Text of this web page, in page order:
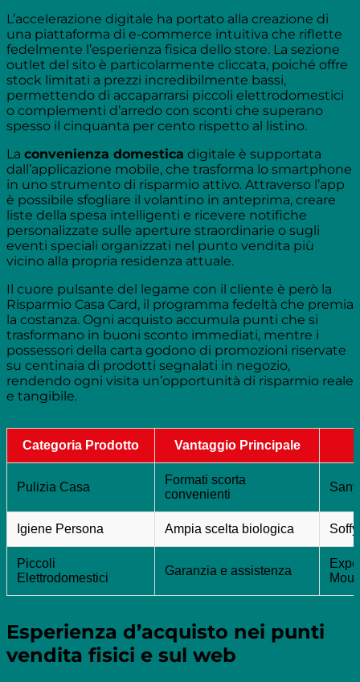
L’accelerazione digitale ha portato alla creazione di
una piattaforma di e-commerce intuitiva che riflette
fedelmente l’esperienza fisica dello store. La sezione
outlet del sito è particolarmente cliccata, poiché offre
stock limitati a prezzi incredibilmente bassi,
permettendo di accaparrarsi piccoli elettrodomestici
o complementi d’arredo con sconti che superano
spesso il cinquanta per cento rispetto al listino.
La convenienza domestica digitale è supportata
dall’applicazione mobile, che trasforma lo smartphone
in uno strumento di risparmio attivo. Attraverso l’app
è possibile sfogliare il volantino in anteprima, creare
liste della spesa intelligenti e ricevere notifiche
personalizzate sulle aperture straordinarie o sugli
eventi speciali organizzati nel punto vendita più
vicino alla propria residenza attuale.
Il cuore pulsante del legame con il cliente è però la
Risparmio Casa Card, il programma fedeltà che premia
la costanza. Ogni acquisto accumula punti che si
trasformano in buoni sconto immediati, mentre i
possessori della carta godono di promozioni riservate
su centinaia di prodotti segnalati in negozio,
rendendo ogni visita un’opportunità di risparmio reale
e tangibile.
Categoria Prodotto Vantaggio Principale
Pulizia Casa
Formati scorta
convenienti
Igiene Persona Ampia scelta biologica
Piccoli
Elettrodomestici
Garanzia e assistenza
Esperienza d’acquisto nei punti
vendita fisici e sul web